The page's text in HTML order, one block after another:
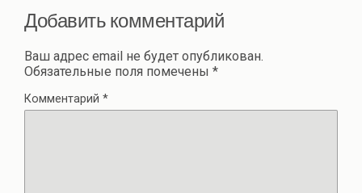
Добавить комментарий
Ваш адрес email не будет опубликован.
Обязательные поля помечены *
Комментарий *